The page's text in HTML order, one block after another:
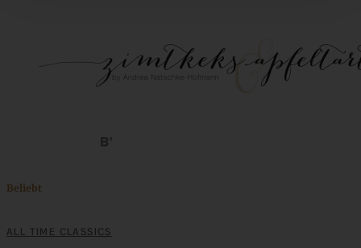
Beliebt
ALL TIME CLASSICS